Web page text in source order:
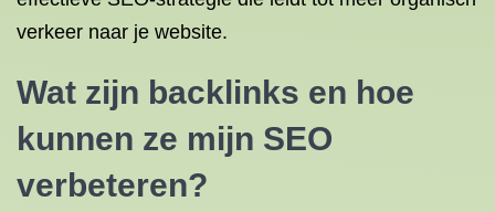
verkeer naar je website.
Wat zijn backlinks en hoe
kunnen ze mijn SEO
verbeteren?